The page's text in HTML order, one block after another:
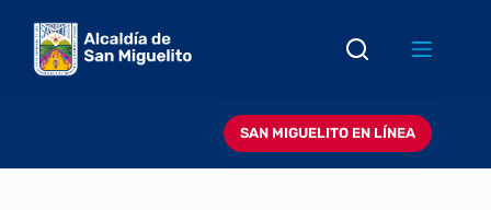
contenido
SAN MIGUELITO EN LÍNEA